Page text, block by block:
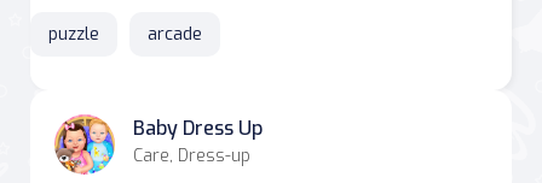
puzzle arcade
Baby Dress Up
Care, Dress-up